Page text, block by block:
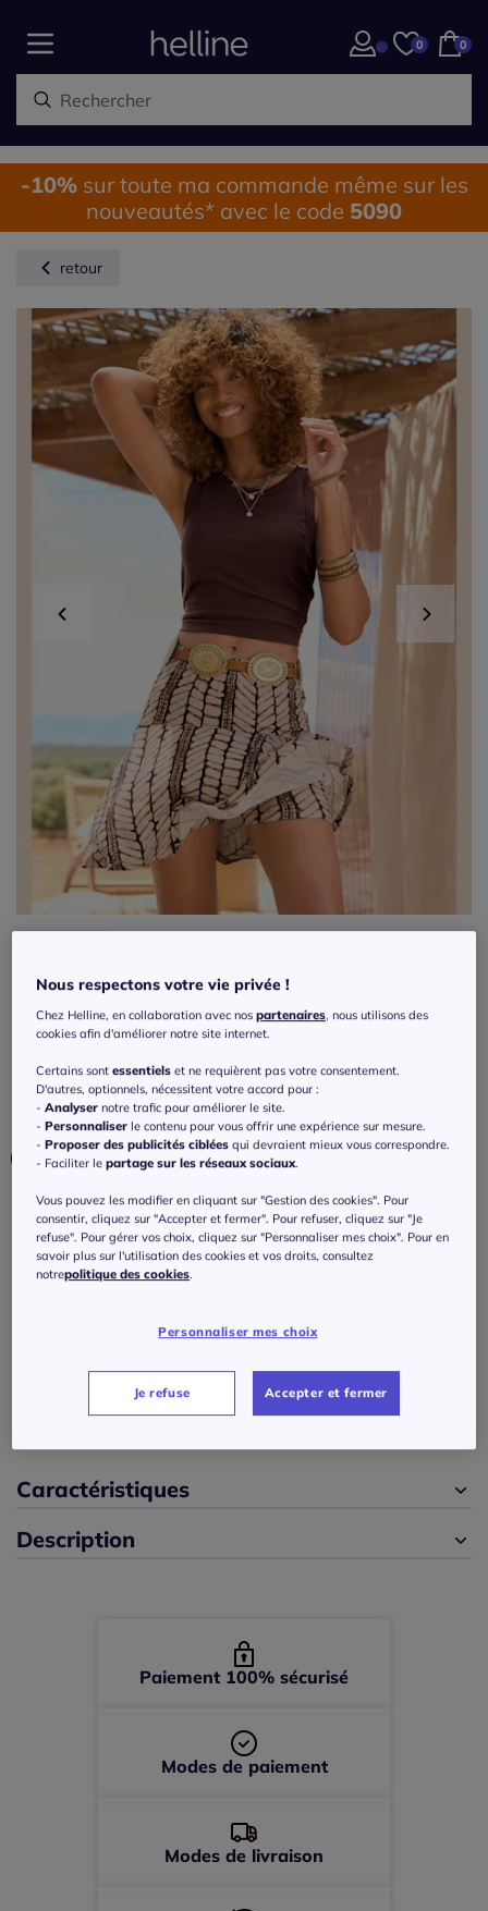
0 0
-10%sur toute ma commande même sur les
nouveautés* avec le code 5090
retour
Jupe-culotte à ceinture élastique avec
short intégré et coupe évasée
Couleur :beige-marron imprimé
Taille :
Veuillez sélectionner une taille
42 -épuisé
44 -épuisé
J'ajoute au panier
Caractéristiques
Description
Paiement 100% sécurisé
Modes de paiement
Modes de livraison
Nous respectons votre vie privée !
Chez Helline, en collaboration avec nospartenaires, nous utilisons des
cookies afin d'améliorer notre site internet.
Certains sontessentiels et ne requièrent pas votre consentement.
D'autres, optionnels, nécessitent votre accord pour :
-Analyser notre trafic pour améliorer le site.
-Personnaliser le contenu pour vous offrir une expérience sur mesure.
-Proposer des publicités ciblées qui devraient mieux vous correspondre.
- Faciliter lepartage sur les réseaux sociaux.
Vous pouvez les modifier en cliquant sur "Gestion des cookies". Pour
consentir, cliquez sur "Accepter et fermer". Pour refuser, cliquez sur "Je
refuse". Pour gérer vos choix, cliquez sur "Personnaliser mes choix". Pour en
savoir plus sur l'utilisation des cookies et vos droits, consultez
notrepolitique des cookies.
Personnaliser mes choix
Je refuse Accepter et fermer